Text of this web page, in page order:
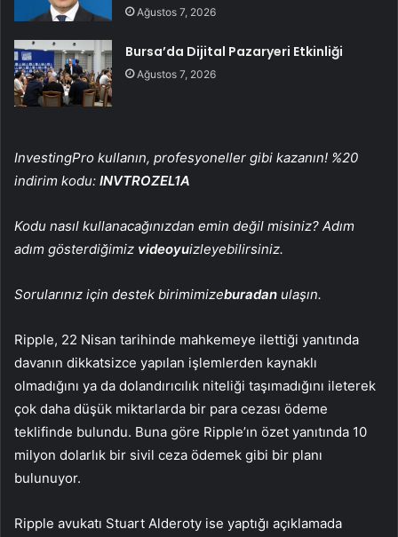
Ağustos 7, 2026
Bursa’da Dijital Pazaryeri Etkinliği
Ağustos 7, 2026
InvestingPro kullanın, profesyoneller gibi kazanın! %20
indirim kodu: INVTROZEL1A
Kodu nasıl kullanacağınızdan emin değil misiniz? Adım
adım gösterdiğimiz videoyuizleyebilirsiniz.
Sorularınız için destek birimimizeburadan ulaşın.
Ripple, 22 Nisan tarihinde mahkemeye ilettiği yanıtında
davanın dikkatsizce yapılan işlemlerden kaynaklı
olmadığını ya da dolandırıcılık niteliği taşımadığını ileterek
çok daha düşük miktarlarda bir para cezası ödeme
teklifinde bulundu. Buna göre Ripple’ın özet yanıtında 10
milyon dolarlık bir sivil ceza ödemek gibi bir planı
bulunuyor.
Ripple avukatı Stuart Alderoty ise yaptığı açıklamada